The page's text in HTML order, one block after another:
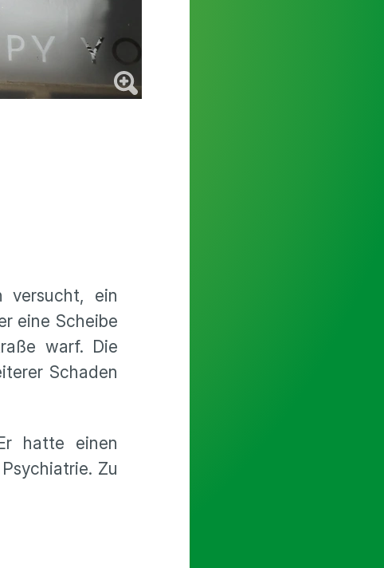
versucht, ein
eine Scheibe
warf. Die
Schaden
hatte einen
Zu